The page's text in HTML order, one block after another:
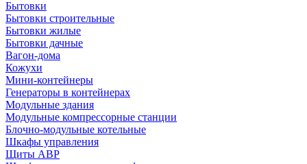
Бытовки
Бытовки строительные
Бытовки жилые
Бытовки дачные
Вагон-дома
Кожухи
Мини-контейнеры
Генераторы в контейнерах
Модульные здания
Модульные компрессорные станции
Блочно-модульные котельные
Шкафы управления
Щиты АВР